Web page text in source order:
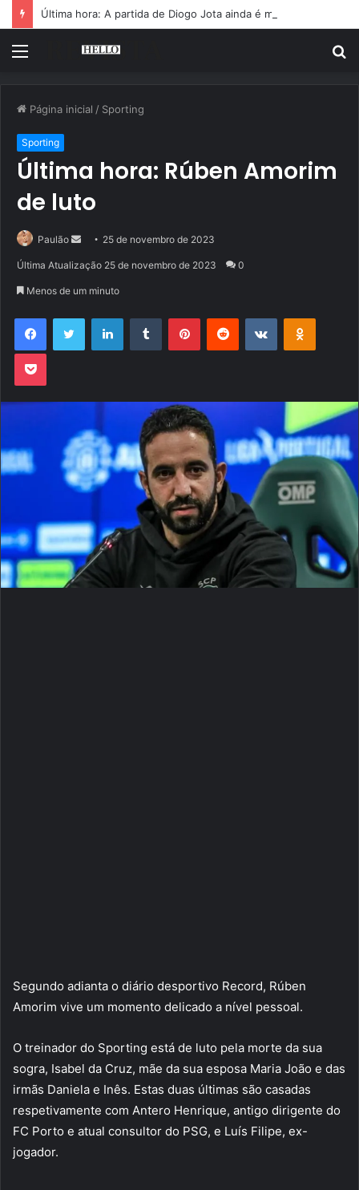
Menu
Página inicial / Sporting
Sporting
Última hora: Rúben Amorim
de luto
Paulão
Mande
mail
25 de novembro de 2023
Última Atualização 25 de novembro de 2023 0
Menos de um minuto
FacebookTwitter LinkedinTumblr PinterestReddit VK OK
Pocket
Segundo adianta o diário desportivo Record, Rúben
Amorim vive um momento delicado a nível pessoal.
O treinador do Sporting está de luto pela morte da sua
sogra, Isabel da Cruz, mãe da sua esposa Maria João e das
irmãs Daniela e Inês. Estas duas últimas são casadas
respetivamente com Antero Henrique, antigo dirigente do
FC Porto e atual consultor do PSG, e Luís Filipe, ex-
jogador.